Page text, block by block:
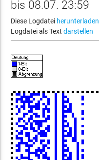
bis 08.07. 23:59
Diese Logdatei herunterladen
Logdatei als Textdarstellen